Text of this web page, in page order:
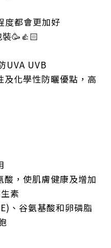
度都會更加好
🥳👍🏻
UVA UVB
及化學性防曬優點，高
，使肌膚健康及增加
素
、谷氨基酸和卵磷脂